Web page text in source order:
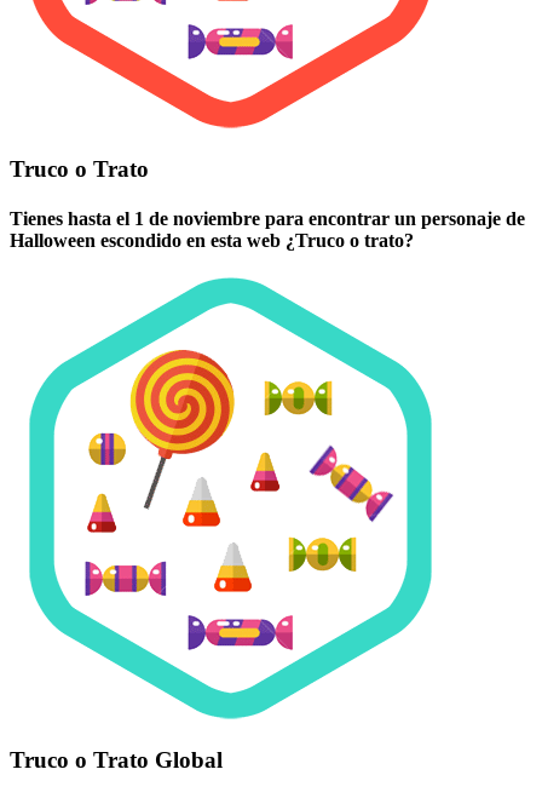
Truco o Trato
Tienes hasta el 1 de noviembre para encontrar un personaje de
Halloween escondido en esta web ¿Truco o trato?
Truco o Trato Global